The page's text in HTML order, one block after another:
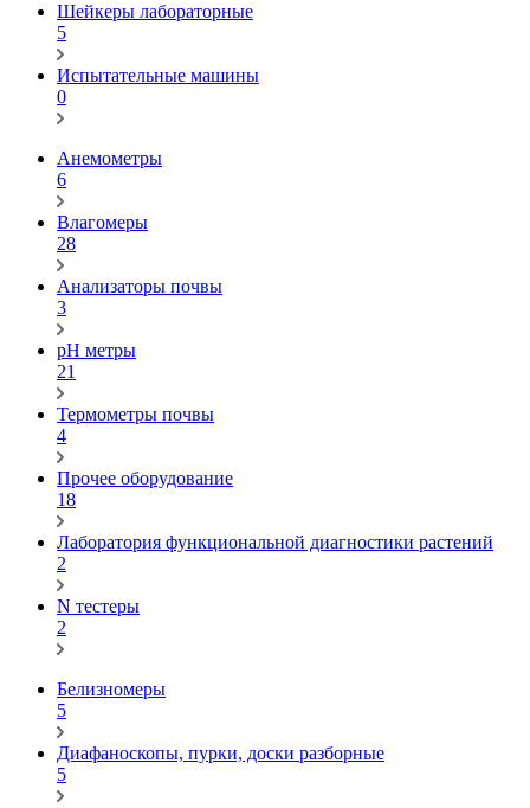
Шейкеры лабораторные
5
Испытательные машины
0
Анемометры
6
Влагомеры
28
Анализаторы почвы
3
pH метры
21
Термометры почвы
4
Прочее оборудование
18
Лаборатория функциональной диагностики растений
2
N тестеры
2
Белизномеры
5
Диафаноскопы, пурки, доски разборные
5